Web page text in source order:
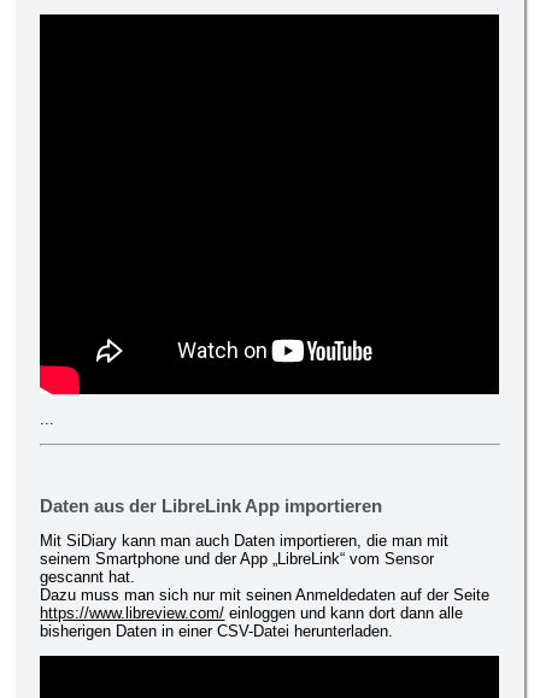
Daten aus der LibreLink App importieren
Mit SiDiary kann man auch Daten importieren, die man mit
seinem Smartphone und der App „LibreLink“ vom Sensor
gescannt hat.
Dazu muss man sich nur mit seinen Anmeldedaten auf der Seite
https://www.libreview.com/ einloggen und kann dort dann alle
bisherigen Daten in einer CSV-Datei herunterladen.